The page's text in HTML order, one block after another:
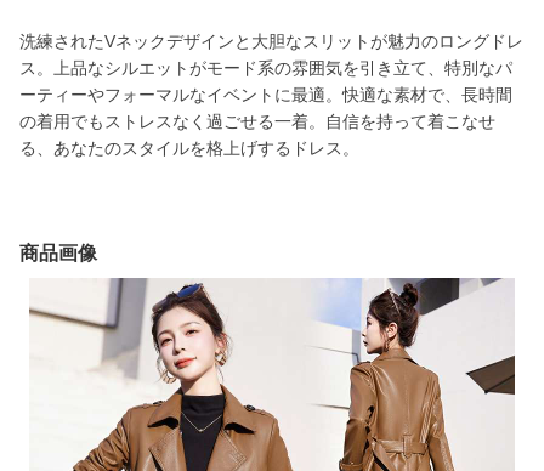
洗練されたVネックデザインと大胆なスリットが魅力のロングドレ
ス。上品なシルエットがモード系の雰囲気を引き立て、特別なパ
ーティーやフォーマルなイベントに最適。快適な素材で、長時間
の着用でもストレスなく過ごせる一着。自信を持って着こなせ
る、あなたのスタイルを格上げするドレス。
商品画像